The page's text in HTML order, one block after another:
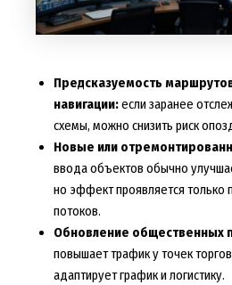
Предсказуемость
навигации:если заранее
схемы, можно снизить риск
Новые или
ввода объектов обычно
но эффект проявляется только
потоков.
Обновление общественных
повышает трафик у точек
адаптирует график и логистику.